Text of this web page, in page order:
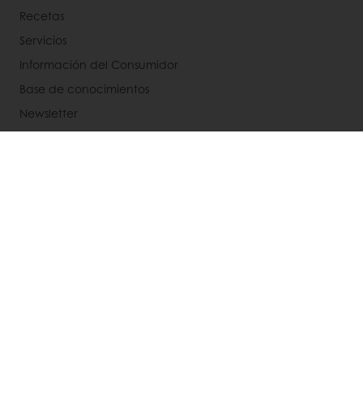
Recetas
Servicios
Información del Consumidor
Base de conocimientos
Newsletter